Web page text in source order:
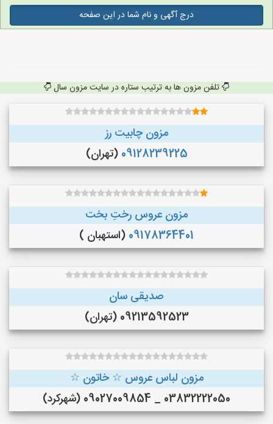
درج آگهی و نام شما در این صفحه
تلفن مزون ها به ترتیب ستاره در سایت مزون سال
مزون چابیت رز
09128239225 (تهران)
مزون عروس رختِ بخت
09178364401 (استهبان )
صدیقی سان
09213592523 (تهران)
مزون لباس عروس ☆ خاتون ☆
03832222050 _ 09027009854 (شهرکرد)